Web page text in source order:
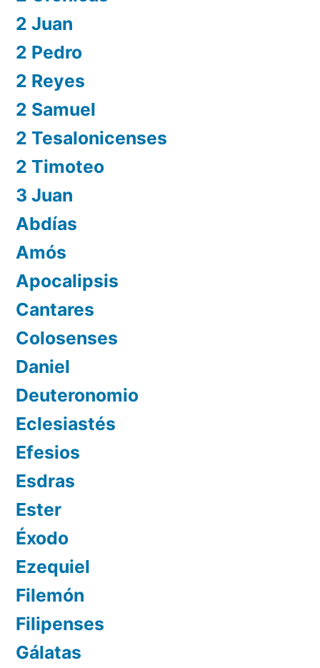
2 Juan
2 Pedro
2 Reyes
2 Samuel
2 Tesalonicenses
2 Timoteo
3 Juan
Abdías
Amós
Apocalipsis
Cantares
Colosenses
Daniel
Deuteronomio
Eclesiastés
Efesios
Esdras
Ester
Éxodo
Ezequiel
Filemón
Filipenses
Gálatas